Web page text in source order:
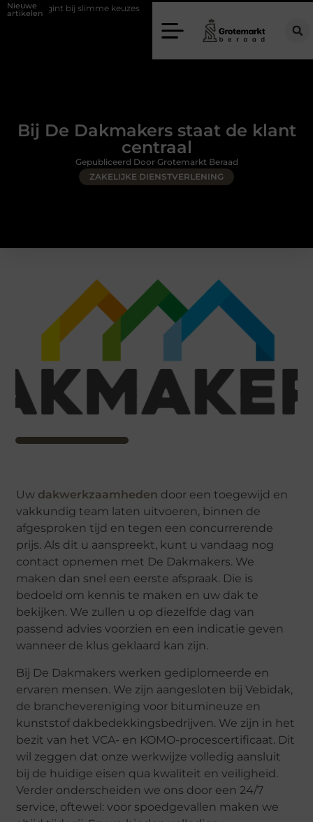
Nieuwe
artikelenkeuzes Waarom kiezen voor een rijschool in Utrecht?
Bij De Dakmakers staat de klant
centraal
ZAKELIJKE DIENSTVERLENING
Gepubliceerd Door Grotemarkt Beraad
Uw dakwerkzaamheden door een toegewijd en
vakkundig team laten uitvoeren, binnen de
afgesproken tijd en tegen een concurrerende
prijs. Als dit u aanspreekt, kunt u vandaag nog
contact opnemen met De Dakmakers. We
maken dan snel een eerste afspraak. Die is
bedoeld om kennis te maken en uw dak te
bekijken. We zullen u op diezelfde dag van
passend advies voorzien en een indicatie geven
wanneer de klus geklaard kan zijn.
Bij De Dakmakers werken gediplomeerde en
ervaren mensen. We zijn aangesloten bij Vebidak,
de branchevereniging voor bitumineuze en
kunststof dakbedekkingsbedrijven. We zijn in het
bezit van het VCA- en KOMO-procescertificaat. Dit
wil zeggen dat onze werkwijze volledig aansluit
bij de huidige eisen qua kwaliteit en veiligheid.
Verder onderscheiden we ons door een 24/7
service, oftewel: voor spoedgevallen maken we